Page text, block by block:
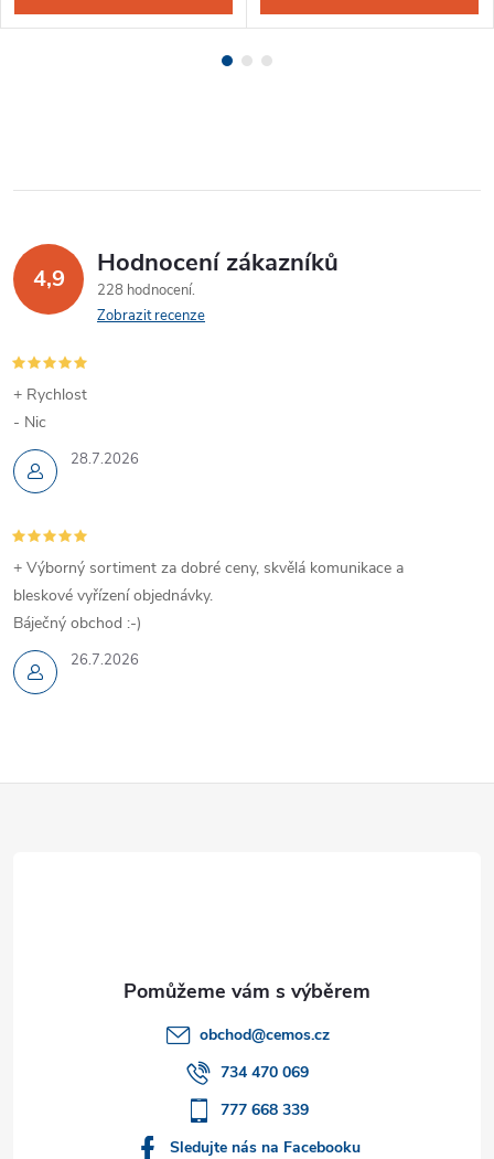
4,9 Hodnocení zákazníků
228 hodnocení
Zobrazit recenze
28.7.2026
+ Rychlost
- Nic
26.7.2026
+ Výborný sortiment za dobré ceny, skvělá komunikace a
bleskové vyřízení objednávky.
Báječný obchod :-)
obchod@cemos.cz
734 470 069
777 668 339
Sledujte nás na Facebooku